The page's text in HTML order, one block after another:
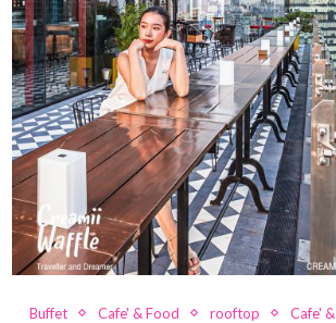
Buffet Cafe' & Food rooftop
Cafe'